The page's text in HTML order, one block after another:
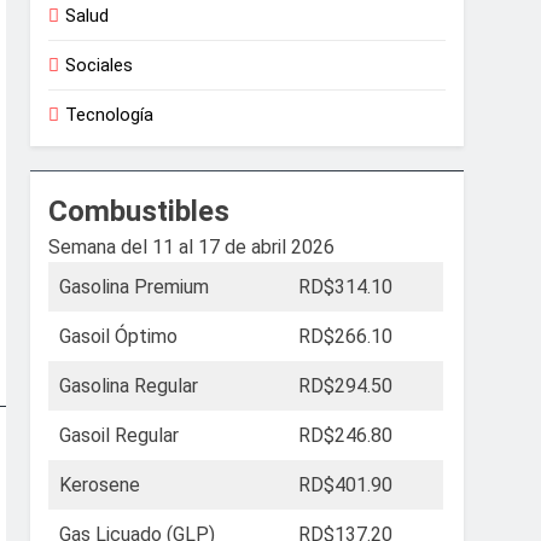
Salud
Sociales
Tecnología
Combustibles
Semana del 11 al 17 de abril 2026
Gasolina Premium
RD$314.10
Gasoil Óptimo RD$266.10
Gasolina Regular RD$294.50
Gasoil Regular RD$246.80
Kerosene RD$401.90
Gas Licuado (GLP) RD$137.20